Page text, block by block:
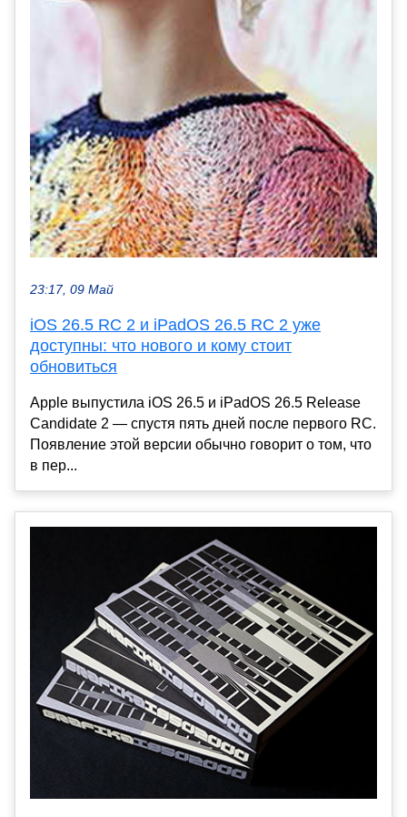
23:17, 09 Май
iOS 26.5 RC 2 и iPadOS 26.5 RC 2 уже
доступны: что нового и кому стоит
обновиться
Apple выпустила iOS 26.5 и iPadOS 26.5 Release
Candidate 2 — спустя пять дней после первого RC.
Появление этой версии обычно говорит о том, что
в пер...